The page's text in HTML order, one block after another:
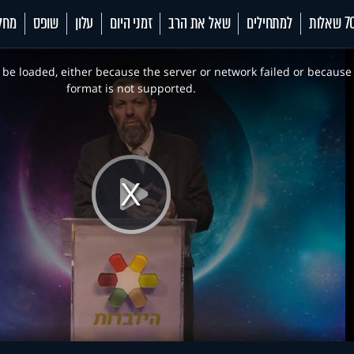
למתחילים שאל את הרב זמני היום עלון שופס
Play
Video
loaded, either because the server or network failed or
format is not supported.